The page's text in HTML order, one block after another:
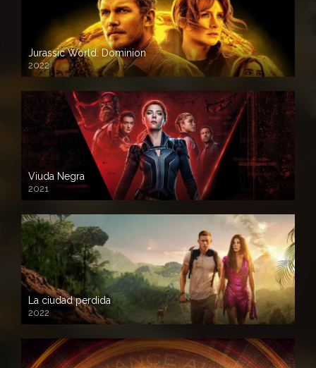
Jurassic World: Dominion
2022
Viuda Negra
2021
La ciudad perdida
2022